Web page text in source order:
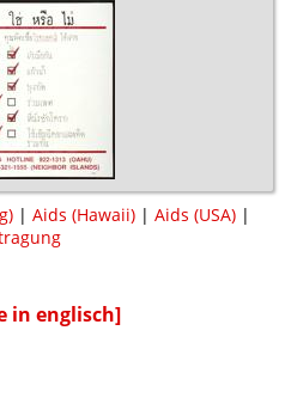
| Aids (Hawaii) | Aids (USA) |
in englisch]